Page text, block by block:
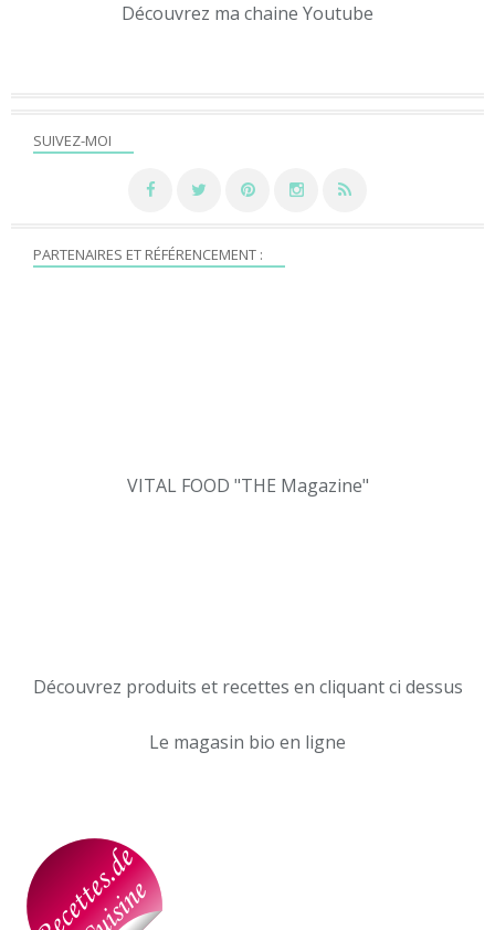
SUIVEZ-MOI
Découvrez ma chaine Youtube
PARTENAIRES ET RÉFÉRENCEMENT :
VITAL FOOD "THE Magazine"
Découvrez produits et recettes en cliquant ci dessus
Le magasin bio en ligne